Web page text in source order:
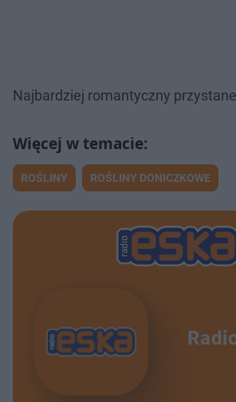
Najbardziej romantyczny
ROŚLINY ROŚLINY DONICZKOWE